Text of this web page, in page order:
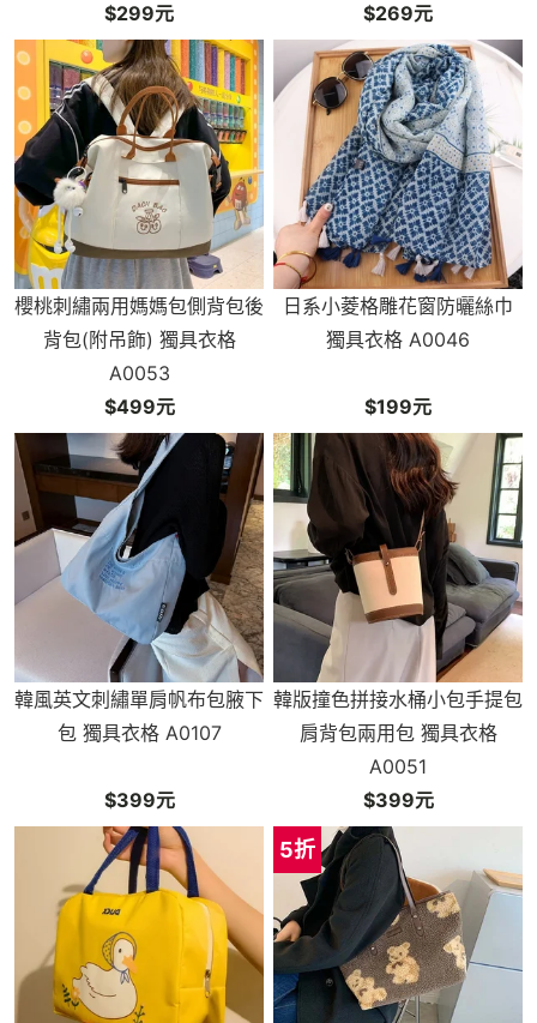
$299元
$269元
櫻桃刺繡兩用媽媽包側背包後
背包(附吊飾) 獨具衣格
A0053
$499元
日系小菱格雕花窗防曬絲巾
獨具衣格 A0046
$199元
韓風英文刺繡單肩帆布包腋下
包 獨具衣格 A0107
$399元
韓版撞色拼接水桶小包手提包
肩背包兩用包 獨具衣格
A0051
$399元
5折